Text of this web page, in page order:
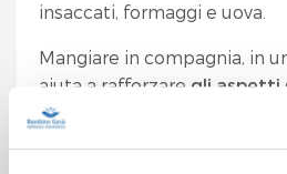
insaccati, formaggi e uova.
Mangiare in compagnia, in
aiuta a rafforzare gli aspetti
dell’alimentazione
, mentre